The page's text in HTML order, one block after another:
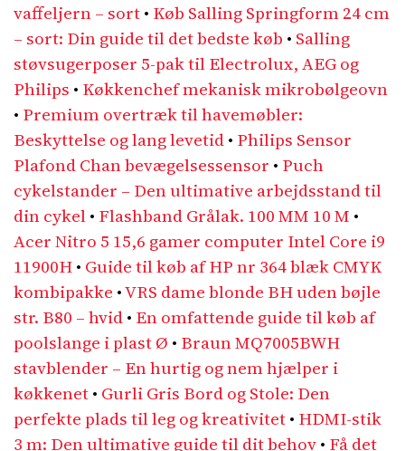
vaffeljern – sort• Køb Salling Springform 24 cm
– sort: Din guide til det bedste køb • Salling
støvsugerposer 5-pak til Electrolux, AEG og
Philips • Køkkenchef mekanisk mikrobølgeovn
• Premium overtræk til havemøbler:
Beskyttelse og lang levetid• Philips Sensor
Plafond Chan bevægelsessensor • Puch
cykelstander – Den ultimative arbejdsstand til
din cykel• Flashband Grålak. 100 MM 10 M •
Acer Nitro 5 15,6 gamer computer Intel Core i9
11900H• Guide til køb af HP nr 364 blæk CMYK
kombipakke •VRS dame blonde BH uden bøjle
str. B80 – hvid• En omfattende guide til køb af
poolslange i plast Ø • Braun MQ7005BWH
stavblender – En hurtig og nem hjælper i
køkkenet• Gurli Gris Bord og Stole: Den
perfekte plads til leg og kreativitet• HDMI-stik
3 m: Den ultimative guide til dit behov• Få det